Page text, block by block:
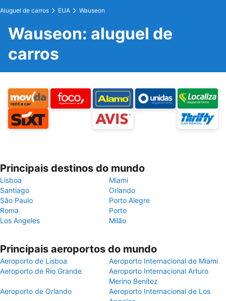
Aluguel de carros EUA Wauseon
Wauseon: aluguel de
carros
Principais destinos do mundo
Lisboa
Miami
Santiago
Orlando
São Paulo
Porto Alegre
Roma
Porto
Los Angeles
Milão
Principais aeroportos do mundo
Aeroporto de Lisboa
Aeroporto Internacional de Miami
Aeroporto de Rio Grande
Aeroporto Internacional Arturo
Merino Benítez
Aeroporto de Orlando
Aeroporto Internacional de Los